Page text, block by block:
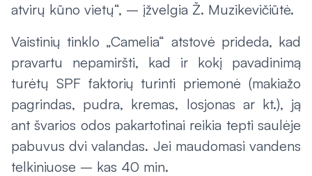
atvirų kūno vietų“, – įžvelgia Ž. Muzikevičiūtė.
Vaistinių tinklo „Camelia“ atstovė prideda, kad
pravartu nepamiršti, kad ir kokį pavadinimą
turėtų SPF faktorių turinti priemonė (makiažo
pagrindas, pudra, kremas, losjonas ar kt.), ją
ant švarios odos pakartotinai reikia tepti saulėje
pabuvus dvi valandas. Jei maudomasi vandens
telkiniuose – kas 40 min.